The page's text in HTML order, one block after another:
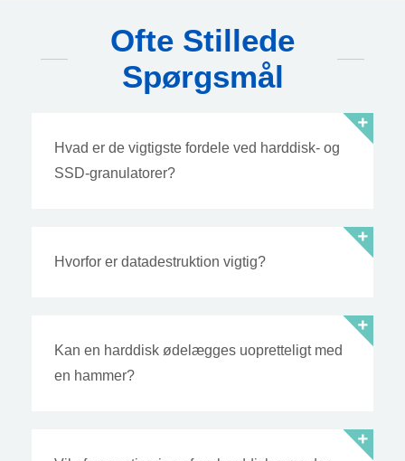
Ofte Stillede
Spørgsmål
Hvad er de vigtigste fordele ved harddisk- og
SSD-granulatorer?
Hvorfor er datadestruktion vigtig?
Kan en harddisk ødelægges uopretteligt med
en hammer?